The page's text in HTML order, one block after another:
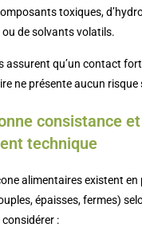
toxiques,
de solvants volatils.
assurent qu’un contact
ne présente aucun risque
consistance
technique
alimentaires existent en
épaisses, fermes)
: